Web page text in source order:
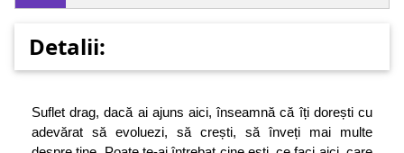
Detalii:
Suflet drag, dacă ai ajuns aici, înseamnă că îți dorești cu
adevărat să evoluezi, să crești, să înveți mai multe